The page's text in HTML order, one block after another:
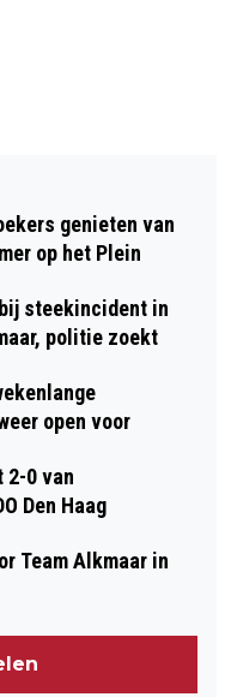
WEER
EN ZEER
genieten van
op het Plein
steekincident in
politie zoekt
open voor
2-0 van
Den Haag
Team Alkmaar in